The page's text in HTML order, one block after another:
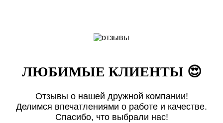
ЛЮБИМЫЕ КЛИЕНТЫ 😍
Отзывы о нашей дружной компании!
Делимся впечатлениями о работе и качестве.
Спасибо, что выбрали нас!